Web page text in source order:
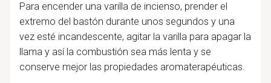
Para encender una varilla de incienso, prender el
extremo del bastón durante unos segundos y una
vez esté incandescente, agitar la varilla para apagar la
llama y así la combustión sea más lenta y se
conserve mejor las propiedades aromaterapéuticas.